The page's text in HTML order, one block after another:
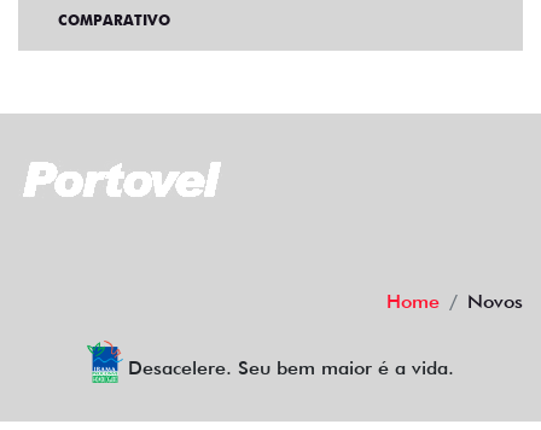
COMPARATIVO
Home Novos
Desacelere. Seu bem maior é a vida.